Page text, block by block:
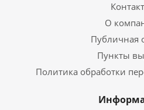
О
Публичная
Пункты
Политика обработки